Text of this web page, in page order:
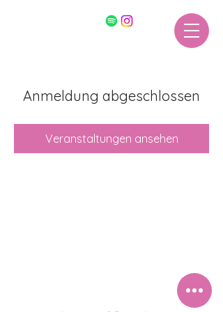
Anmeldung abgeschlossen
Veranstaltungen ansehen